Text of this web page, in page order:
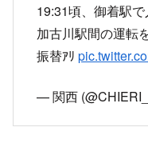
19:31頃、御着駅
加古川駅間の運転
振替ｱﾘ
— 関西